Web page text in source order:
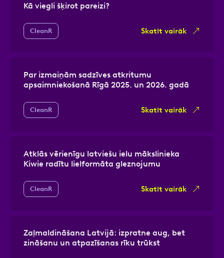
Kā viegli šķirot pareizi?
CleanR Skatīt vairāk
Par izmaiņām sadzīves atkritumu
apsaimniekošanā Rīgā 2025. un 2026. gadā
CleanR Skatīt vairāk
Atklās vērienīgu latviešu ielu mākslinieka
Kiwie radītu lielformāta gleznojumu
CleanR Skatīt vairāk
Zaļmaldināšana Latvijā: izpratne aug, bet
zināšanu un atpazīšanas rīku trūkst